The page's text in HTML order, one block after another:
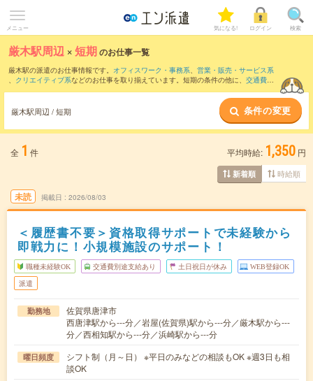
メニュー 気になる! ログイン 検索
厳木駅周辺 ×短期のお仕事一覧
厳木駅の派遣のお仕事情報です。 オフィスワーク・事務系、 営業・販売・サービス系
、 クリエイティブ系などのお仕事を取り揃えています。短期の条件の他に、 交通費別
厳木駅周辺 / 短期 条件の変更
全 1 件 平均時給: 1,350 円
新着順 時給順
未読 掲載日 2026/08/03
＜履歴書不要＞資格取得サポートで未経験から
即戦力に！小規模施設のサポート！
職種未経験OK 交通費別途支給あり 土日祝日が休み WEB登録OK
派遣
勤務地
佐賀県唐津市
西唐津駅から---分／岩屋(佐賀県)駅から---分／厳木駅から---
分／西相知駅から---分／浜崎駅から---分
曜日頻度
シフト制（月～日） ※平日のみなどの相談もOK ※週3日も相
談OK